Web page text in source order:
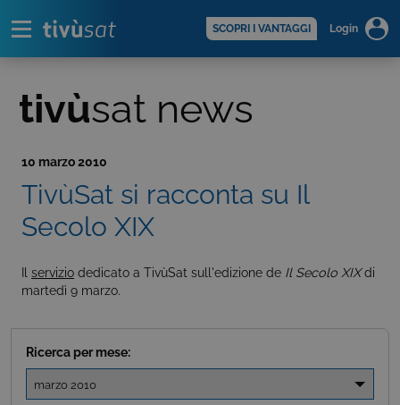
SCOPRI I VANTAGGI Login
tivùsat news
Ricerca per mese:
10 marzo 2010
TivùSat si racconta su Il
Secolo XIX
Il servizio dedicato a TivùSat sull'edizione de Il Secolo XIXdi
martedì 9 marzo.